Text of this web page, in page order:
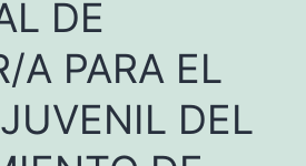
DE
A PARA EL
DEL